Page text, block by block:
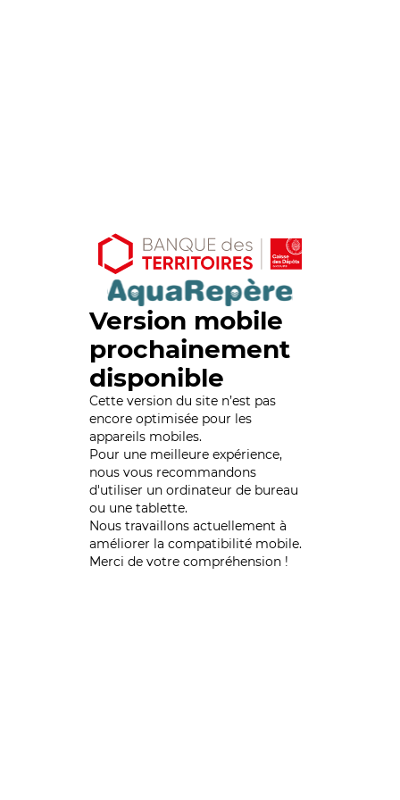
Version mobile
prochainement
disponible
Cette version du site n’est pas
encore optimisée pour les
appareils mobiles.
Pour une meilleure expérience,
nous vous recommandons
d'utiliser un ordinateur de bureau
ou une tablette.
Nous travaillons actuellement à
améliorer la compatibilité mobile.
Merci de votre compréhension !